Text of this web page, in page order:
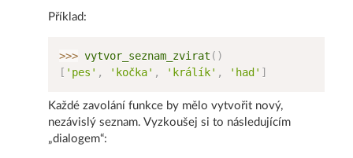
Příklad:
>>> vytvor_seznam_zvirat ( )
[ 'pes' , 'kočka' , 'králík' , 'had' ]
Každé zavolání funkce by mělo vytvořit nový,
nezávislý seznam. Vyzkoušej si to následujícím
„dialogem“: